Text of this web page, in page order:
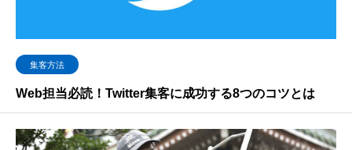
集客方法
Web担当必読！Twitter集客に成功する8つのコツとは